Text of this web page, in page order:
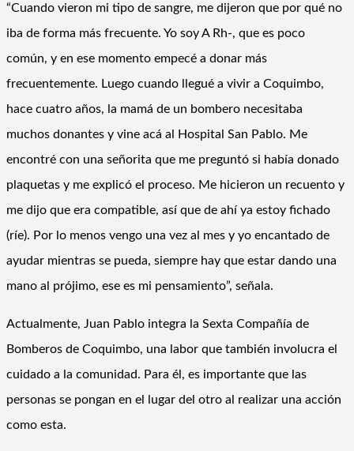
“Cuando vieron mi tipo de sangre, me dijeron que por qué no
iba de forma más frecuente. Yo soy A Rh-, que es poco
común, y en ese momento empecé a donar más
frecuentemente. Luego cuando llegué a vivir a Coquimbo,
hace cuatro años, la mamá de un bombero necesitaba
muchos donantes y vine acá al Hospital San Pablo. Me
encontré con una señorita que me preguntó si había donado
plaquetas y me explicó el proceso. Me hicieron un recuento y
me dijo que era compatible, así que de ahí ya estoy fichado
(ríe). Por lo menos vengo una vez al mes y yo encantado de
ayudar mientras se pueda, siempre hay que estar dando una
mano al prójimo, ese es mi pensamiento”, señala.
Actualmente, Juan Pablo integra la Sexta Compañía de
Bomberos de Coquimbo, una labor que también involucra el
cuidado a la comunidad. Para él, es importante que las
personas se pongan en el lugar del otro al realizar una acción
como esta.